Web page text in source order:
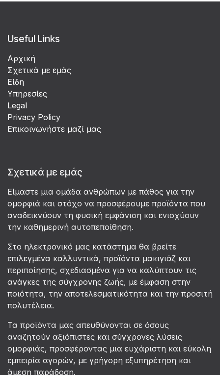
Useful Links
Αρχική
Σχετικά με εμάς
Είδη
Υπηρεσίες
Legal
Privacy Policy
Επικοινωνήστε μαζί μας
Σχετικά με εμάς
Είμαστε μια ομάδα ανθρώπων με πάθος για την
ομορφιά και στόχο να προσφέρουμε προϊόντα που
αναδεικνύουν τη φυσική εμφάνιση και ενισχύουν
την καθημερινή αυτοπεποίθηση.
Στο ηλεκτρονικό μας κατάστημα θα βρείτε
επιλεγμένα καλλυντικά, προϊόντα μακιγιάζ και
περιποίησης, σχεδιασμένα για να καλύπτουν τις
ανάγκες της σύγχρονης ζωής, με έμφαση στην
ποιότητα, την αποτελεσματικότητα και την προσιτή
πολυτέλεια.
Τα προϊόντα μας απευθύνονται σε όσους
αναζητούν αξιόπιστες και σύγχρονες λύσεις
ομορφιάς, προσφέροντας μια ευχάριστη και εύκολη
εμπειρία αγορών, με γρήγορη εξυπηρέτηση και
άμεση παράδοση.